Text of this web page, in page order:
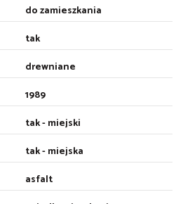
do zamieszkania
tak
drewniane
1989
tak - miejski
tak - miejska
asfalt